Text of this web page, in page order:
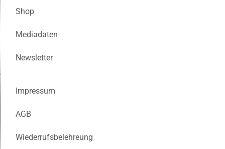
Shop
Mediadaten
Newsletter
Impressum
AGB
Wiederrufsbelehreung